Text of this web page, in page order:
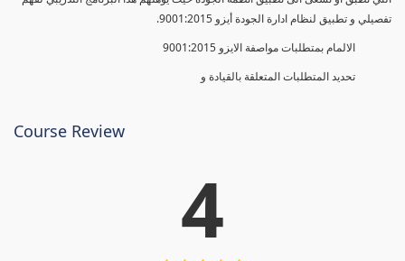
تفصيلي و تطبيق لنظام ادارة الجودة أيزو 9001:2015.
الالمام بمتطلبات مواصفة الايزو 9001:2015
تحديد المتطلبات المتعلقة بالقيادة و
Course Review
4